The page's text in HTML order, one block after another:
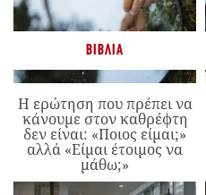
ΒΙΒΛΊΑ
Η ερώτηση που πρέπει να
κάνουμε στον καθρέφτη
δεν είναι: «Ποιος είμαι;»
αλλά «Είμαι έτοιμος να
μάθω;»